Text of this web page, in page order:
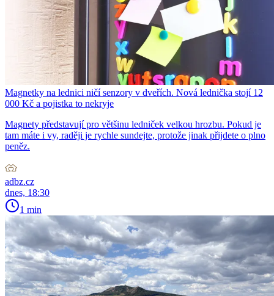
Magnetky na lednici ničí senzory v dveřích. Nová lednička stojí 12
000 Kč a pojistka to nekryje
Magnety představují pro většinu ledniček velkou hrozbu. Pokud je
tam máte i vy, raději je rychle sundejte, protože jinak přijdete o plno
peněz.
adbz.cz
dnes, 18:30
1 min